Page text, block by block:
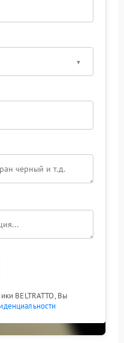
BELTRATTO, Вы